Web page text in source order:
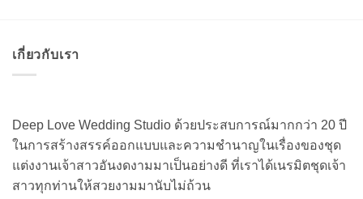
เกี่ยวกับเรา
Deep Love Wedding Studio ด้วยประสบการณ์มากกว่า 20 ปี
ในการสร้างสรรค์ออกแบบและความชำนาญในเรื่องของชุด
แต่งงานเจ้าสาวอันงดงามมาเป็นอย่างดี ที่เราได้เนรมิตชุดเจ้า
สาวทุกท่านให้สวยงามมานับไม่ถ้วน